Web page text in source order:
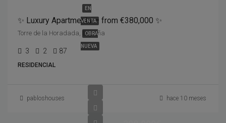
EN
VENTA
OBRA
NUEVA
✨ Luxury Apartments – from €380,000 ✨
Torre de la Horadada, España
3 2 87
RESIDENCIAL
pabloshouses hace 10 meses